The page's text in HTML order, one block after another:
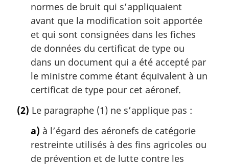
normes de bruit qui s’appliquaient
avant que la modification soit apportée
et qui sont consignées dans les fiches
de données du certificat de type ou
dans un document qui a été accepté par
le ministre comme étant équivalent à un
certificat de type pour cet aéronef.
(2) Le paragraphe (1) ne s’applique pas :
a) à l’égard des aéronefs de catégorie
restreinte utilisés à des fins agricoles ou
de prévention et de lutte contre les